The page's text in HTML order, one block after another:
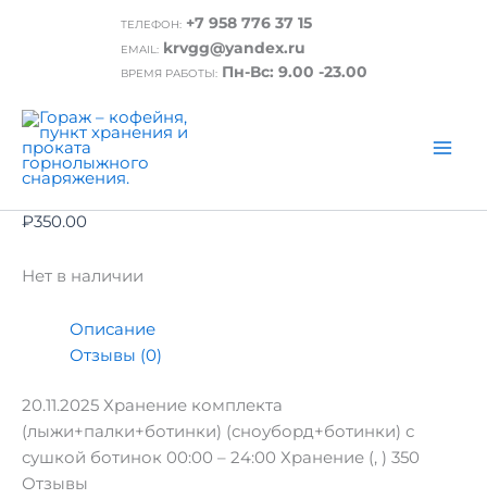
ТЕЛЕФОН: +7 958 776 37 15
EMAIL: krvgg@yandex.ru
ВРЕМЯ РАБОТЫ:Пн-Вс: 9.00 -23.00
/ 20.11.2025 Хранение комплекта
(лыжи+палки+ботинки) (сноуборд+ботинки) с
20.11.2025 Хранение комплекта
(лыжи+палки+ботинки)
(сноуборд+ботинки) с сушкой ботинок
00:00 – 24:00
₽350.00
Нет в наличии
Описание
Отзывы (0)
20.11.2025 Хранение комплекта
(лыжи+палки+ботинки) (сноуборд+ботинки) с
сушкой ботинок 00:00 – 24:00 Хранение (, ) 350
Отзывы